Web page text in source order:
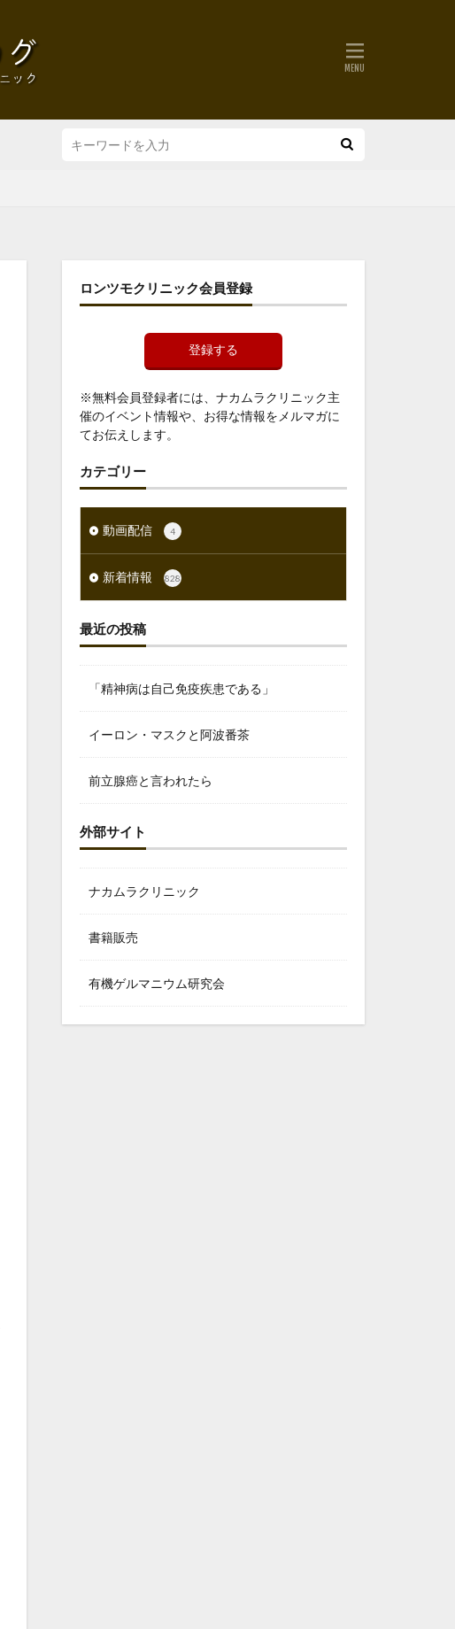
ロンツモクリニック会員登録
登録する
※無料会員登録者には、ナカムラクリニック主
催のイベント情報や、お得な情報をメルマガに
てお伝えします。
カテゴリー
動画配信 4
新着情報 828
最近の投稿
「精神病は自己免疫疾患である」
イーロン・マスクと阿波番茶
前立腺癌と言われたら
外部サイト
ナカムラクリニック
書籍販売
有機ゲルマニウム研究会